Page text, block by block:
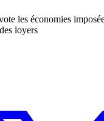
les économies
loyers